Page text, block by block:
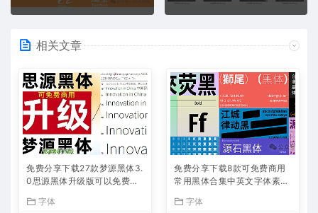
相关文章
免费分享下载27款梦源黑体3.
0思源黑体升级版可以免费商
必备Win Mac软件工具常用ttf
字体
免费分享下载8款可免费商用
常用黑体合集中英文字体素材
计师宣传海报广告ttf格式名称
字体